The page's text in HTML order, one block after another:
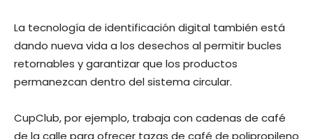
La tecnología de identificación digital también está
dando nueva vida a los desechos al permitir bucles
retornables y garantizar que los productos
permanezcan dentro del sistema circular.
CupClub, por ejemplo, trabaja con cadenas de café
de la calle para ofrecer tazas de café de polipropileno